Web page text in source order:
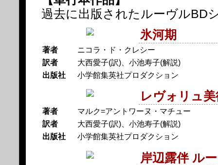
過去に出版されたルーヴルBD
氷河期
著者
ニコラ・ド・クレシー
訳者
大西愛子(訳)、小池寿子(解説)
出版社
小学館集英社プロダクション
レヴォリュ
著者
マルク=アントワーヌ・マチュー
訳者
大西愛子(訳)、小池寿子(解説)
出版社
小学館集英社プロダクション
岸辺露伴 ル